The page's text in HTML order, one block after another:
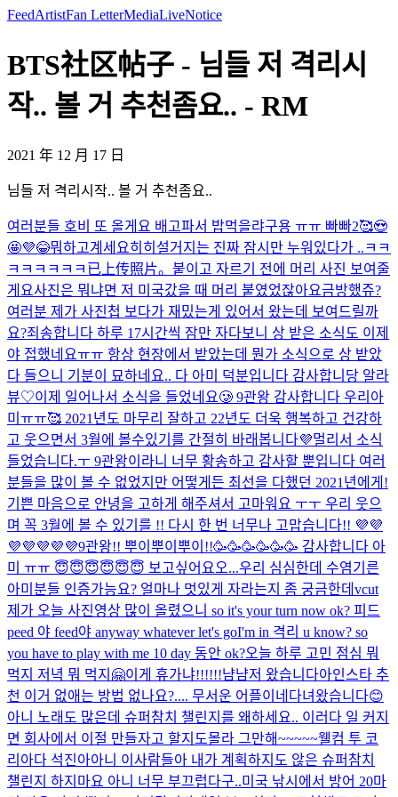
FeedArtistFan LetterMediaLiveNotice
BTS社区帖子 - 님들 저 격리시
작.. 볼 거 추천좀요.. - RM
2021 年 12 月 17 日
님들 저 격리시작.. 볼 거 추천좀요..
여러분들 호비 또 올게요 배고파서 밥먹을랴구용 ㅠㅠ 빠빠2🥰😍
🤩💜😂뭐하고계세요히히 설거지는 진짜 잠시만 누워있다가 ..ㅋㅋ
ㅋㅋㅋㅋㅋㅋ 已上传照片。 붙이고 자르기 전에 머리 사진 보여줄
게요사진은 뭐냐면 저 미국갔을 때 머리 붙였었잖아요금방했쥬?
여러분 제가 사진첩 보다가 재밌는게 있어서 왔는데 보여드릴까
요?죄송합니다 하루 17시간씩 잠만 자다보니 상 받은 소식도 이제
야 접했네요ㅠㅠ 항상 현장에서 받았는데 뭔가 소식으로 상 받았
다 들으니 기분이 묘하네요.. 다 아미 덕분입니다 감사합니당 알라
뷰♡이제 일어나서 소식을 들었네요🥲 9관왕 감사합니다 우리아
미ㅠㅠ🥰 2021년도 마무리 잘하고 22년도 더욱 행복하고 건강하
고 웃으면서 3월에 볼수있기를 간절히 바래봅니다💜멀리서 소식
들었습니다.ㅜ 9관왕이라니 너무 황송하고 감사할 뿐입니다 여러
분들을 많이 볼 수 없었지만 어떻게든 최선을 다했던 2021년에게!
기쁜 마음으로 안녕을 고하게 해주셔서 고마워요 ㅜㅜ 우리 웃으
며 꼭 3월에 볼 수 있기를 !! 다시 한 번 너무나 고맙습니다!! 💜💜
💜💜💜💜💜9관왕!! 뿌이뿌이뿌이!!🥳🥳🥳🥳🥳🥳 감사합니다 아
미 ㅠㅠ 😇😇😇😇😇😇 보고싶어요오...우리 심심한데 수염기른
아미분들 인증가능요? 얼마나 멋있게 자라는지 좀 궁금한데 vcut
제가 오늘 사진영상 많이 올렸으니 so it's your turn now ok? 피드
peed 야 feed야 anyway whatever let's goI'm in 격리 u know? so
you have to play with me 10 day 동안 ok?오늘 하루 고민 점심 뭐
먹지 저녁 뭐 먹지 🤗이게 휴가냐!!!!!!냠냠저 왔습니다아인스타 추
천 이거 없애는 방법 없나요?.... 무서운 어플이네 다녀왔습니다😊
아니 노래도 많은데 슈퍼참치 챌린지를 왜하세요.. 이러다 일 커지
면 회사에서 이절 만들자고 할지도몰라 그만해~~~~~웰컴 투 코
리아다 석진아아니 이사람들아 내가 계획하지도 않은 슈퍼참치
챌린지 하지마요 아니 너무 부끄럽다구..미국 낚시에서 방어 20마